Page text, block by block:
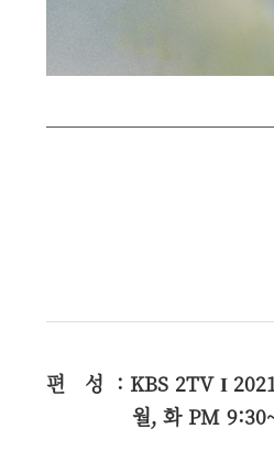
편 성 : KBS 2TV Ι
월, 화 PM